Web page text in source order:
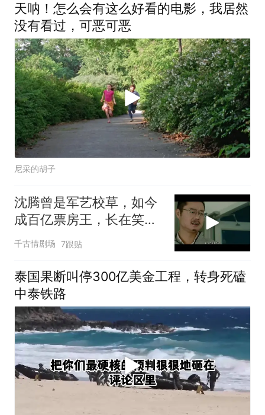
天呐！怎么会有这么好看的电影，我居然
没有看过，可恶可恶
尼采的胡子
沈腾曾是军艺校草，如今
成百亿票房王，长在笑点
上的男人
千古情剧场 7跟贴
泰国果断叫停300亿美金工程，转身死磕
中泰铁路